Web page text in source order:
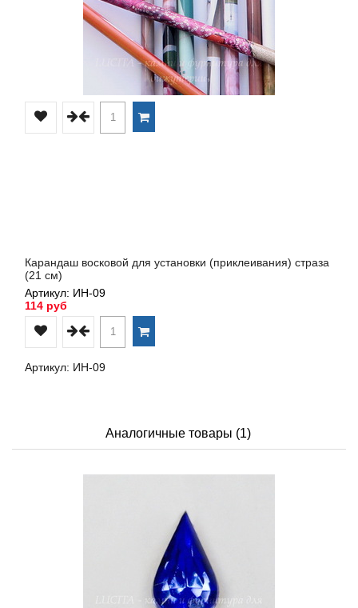
Карандаш восковой для установки (приклеивания) страза
(21 см)
Артикул: ИН-09
114 руб
Артикул: ИН-09
Аналогичные товары (1)